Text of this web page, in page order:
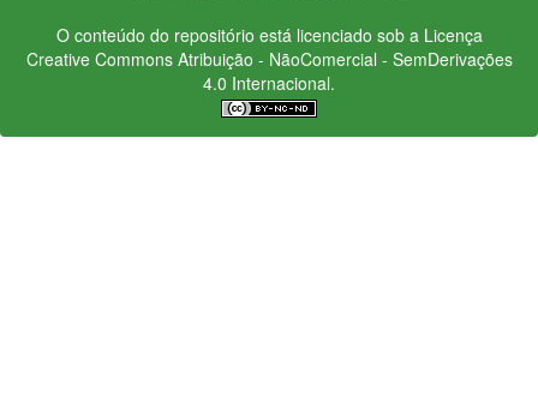
O conteúdo do repositório está licenciado sob a Licença
Creative CommonsAtribuição - NãoComercial - SemDerivações
4.0 Internacional.